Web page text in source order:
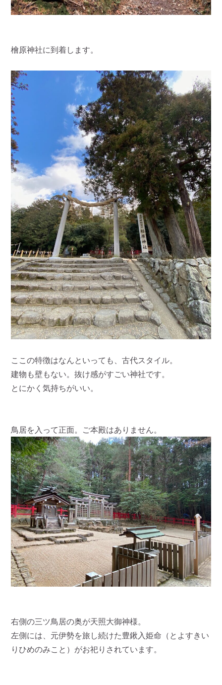
檜原神社に到着します。
ここの特徴はなんといっても、古代スタイル。
建物も壁もない。抜け感がすごい神社です。
とにかく気持ちがいい。
鳥居を入って正面。ご本殿はありません。
右側の三ツ鳥居の奥が天照大御神様。
左側には、元伊勢を旅し続けた豊鍬入姫命（とよすきい
りひめのみこと）がお祀りされています。